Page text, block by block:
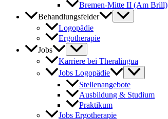
Bremen-Mitte II (Am Brill)
Behandlungsfelder
Logopädie
Ergotherapie
Jobs
Karriere bei Theralingua
Jobs Logopädie
Stellenangebote
Ausbildung & Studium
Praktikum
Jobs Ergotherapie